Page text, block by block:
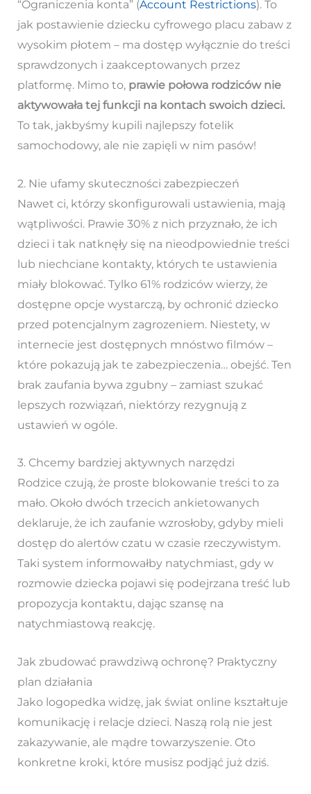
“Ograniczenia konta” (Account Restrictions). To
jak postawienie dziecku cyfrowego placu zabaw z
wysokim płotem – ma dostęp wyłącznie do treści
sprawdzonych i zaakceptowanych przez
platformę. Mimo to, prawie połowa rodziców nie
aktywowała tej funkcji na kontach swoich dzieci.
To tak, jakbyśmy kupili najlepszy fotelik
samochodowy, ale nie zapięli w nim pasów!
2. Nie ufamy skuteczności zabezpieczeń
Nawet ci, którzy skonfigurowali ustawienia, mają
wątpliwości. Prawie 30% z nich przyznało, że ich
dzieci i tak natknęły się na nieodpowiednie treści
lub niechciane kontakty, których te ustawienia
miały blokować. Tylko 61% rodziców wierzy, że
dostępne opcje wystarczą, by ochronić dziecko
przed potencjalnym zagrozeniem. Niestety, w
internecie jest dostępnych mnóstwo filmów –
które pokazują jak te zabezpieczenia… obejść. Ten
brak zaufania bywa zgubny – zamiast szukać
lepszych rozwiązań, niektórzy rezygnują z
ustawień w ogóle.
3. Chcemy bardziej aktywnych narzędzi
Rodzice czują, że proste blokowanie treści to za
mało. Około dwóch trzecich ankietowanych
deklaruje, że ich zaufanie wzrosłoby, gdyby mieli
dostęp do alertów czatu w czasie rzeczywistym.
Taki system informowałby natychmiast, gdy w
rozmowie dziecka pojawi się podejrzana treść lub
propozycja kontaktu, dając szansę na
natychmiastową reakcję.
Jak zbudować prawdziwą ochronę? Praktyczny
plan działania
Jako logopedka widzę, jak świat online kształtuje
komunikację i relacje dzieci. Naszą rolą nie jest
zakazywanie, ale mądre towarzyszenie. Oto
konkretne kroki, które musisz podjąć już dziś.